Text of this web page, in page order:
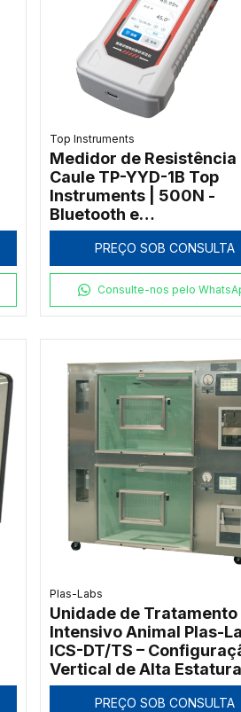
Top Instruments
Medidor de Resistência
Caule TP-YYD-1B Top
Instruments | 500N -
Bluetooth e
Georreferenciamento
PREÇO SOB CONSULTA
Consulte-nos pelo
Plas-Labs
Unidade de Tratamento
Intensivo Animal Plas-
ICS-DT/TS –
Vertical de Alta Estatura
PREÇO SOB CONSULTA